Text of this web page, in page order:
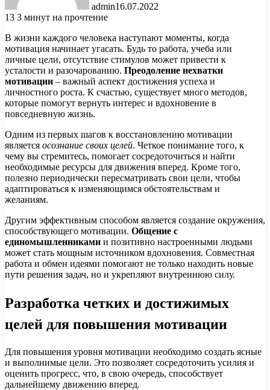
admin16.07.2022
13 3 минут на прочтение
В жизни каждого человека наступают моменты, когда
мотивация начинает угасать. Будь то работа, учеба или
личные цели, отсутствие стимулов может привести к
усталости и разочарованию. Преодоление нехватки
мотивации – важный аспект достижения успеха и
личностного роста. К счастью, существует много методов,
которые помогут вернуть интерес и вдохновение в
повседневную жизнь.
Одним из первых шагов к восстановлению мотивации
является осознание своих целей. Четкое понимание того, к
чему вы стремитесь, помогает сосредоточиться и найти
необходимые ресурсы для движения вперед. Кроме того,
полезно периодически пересматривать свои цели, чтобы
адаптироваться к изменяющимся обстоятельствам и
желаниям.
Другим эффективным способом является создание окружения,
способствующего мотивации. Общение с
единомышленниками и позитивно настроенными людьми
может стать мощным источником вдохновения. Совместная
работа и обмен идеями помогают не только находить новые
пути решения задач, но и укрепляют внутреннюю силу.
Разработка четких и достижимых
целей для повышения мотивации
Для повышения уровня мотивации необходимо создать ясные
и выполнимые цели. Это позволяет сосредоточить усилия и
оценить прогресс, что, в свою очередь, способствует
дальнейшему движению вперед.